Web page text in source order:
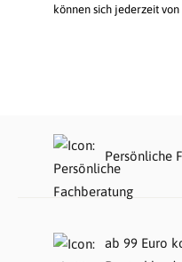
können sich jederzeit
Persönliche
ab 99 Euro